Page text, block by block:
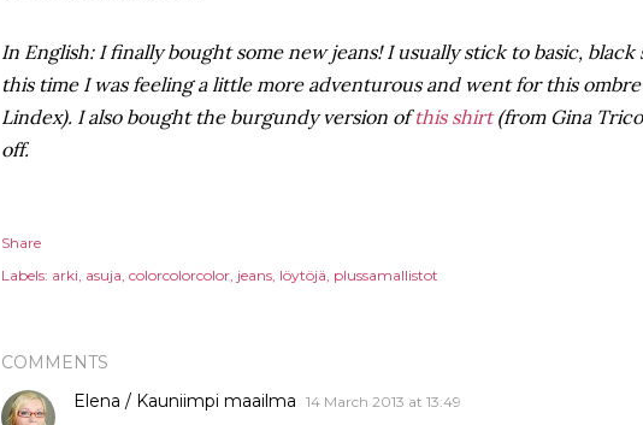
In English: I finally bought some new jeans! I usually stick to basic, black
this time I was feeling a little more adventurous and went for this
Lindex). I also bought the burgundy version ofthis shirt(from Gina
off.
Share
Labels: arki asuja colorcolorcolor jeans löytöjä plussamallistot
COMMENTS
Elena / Kauniimpi maailma 14 March 2013 at 13:49